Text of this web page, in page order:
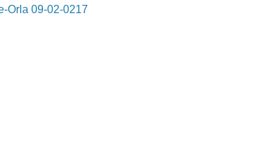
Orla 09-02-0217